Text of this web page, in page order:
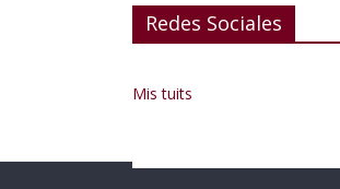
Redes Sociales
Mis tuits